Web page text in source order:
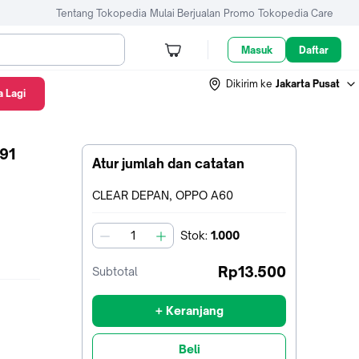
Tentang Tokopedia Mulai Berjualan Promo Tokopedia Care
Masuk Daftar
Dikirim ke Jakarta Pusat
Atur jumlah dan catatan
Terpilih:
CLEAR DEPAN, OPPO A60
jumlah Stok: 1.000
Subtotal Rp13.500
+ Keranjang
Beli
Lagi